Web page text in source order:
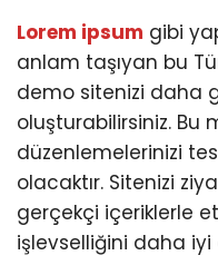
Lorem ipsum gibi
anlam taşıyan bu
demo sitenizi daha
oluşturabilirsiniz. Bu
düzenlemelerinizi
olacaktır. Sitenizi
gerçekçi içeriklerle
işlevselliğini daha